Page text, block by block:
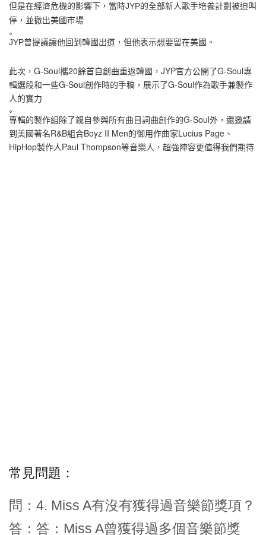
但是在經濟危機的影響下，當時JYP的全部新人歌手培養計劃被迫叫
停，並撤出美國市場
JYP曾提議讓他回到韓國出道，但他表示想要留在美國。
此次，G-Soul攜20餘首自創曲重返韓國，JYP官方公開了G-Soul專
輯選段和一些G-Soul創作時的手稿，展示了G-Soul作為歌手兼製作
人的實力
專輯的製作組除了親自參與所有曲目詞曲創作的G-Soul外，還邀請
到美國著名R&B組合Boyz II Men的御用作曲家Lucius Page、
HipHop製作人Paul Thompson等音樂人，超強陣容更值得我們期待
常見問題：
問：4. Miss A有沒有獲得過音樂節獎項？
答：答：Miss A曾獲得過多個音樂節獎